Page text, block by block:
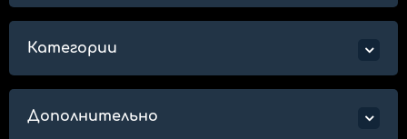
Категории
Дополнительно